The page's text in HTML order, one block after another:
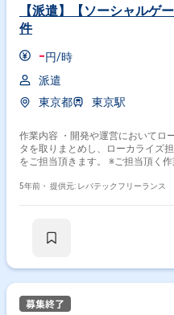
【派遣】【ソーシャルゲ
件
-円/時
派遣
東京都
東京駅
作業内容 ・開発や運営においてロ
タを取りまとめし、ローカライズ
をご担当頂きます。 ※ご担当頂く
5年前・ 提供元: レバテックフリーランス